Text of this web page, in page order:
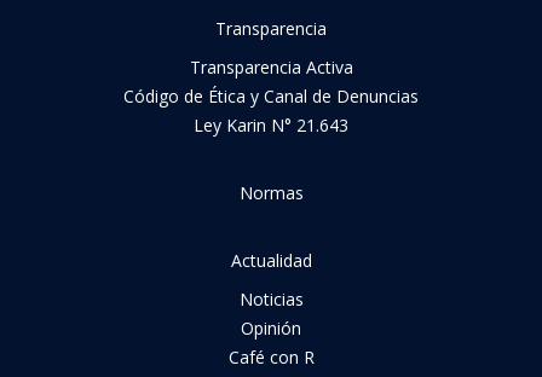
Transparencia
Transparencia Activa
Código de Ética y Canal de Denuncias
Ley Karin N° 21.643
Normas
Actualidad
Noticias
Opinión
Café con R